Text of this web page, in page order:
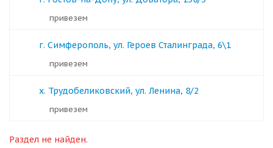
Привезем
г. Симферополь, ул. Героев Сталинграда, 6\1
Привезем
х. Трудобеликовский, ул. Ленина, 8/2
Привезем
Раздел не найден.